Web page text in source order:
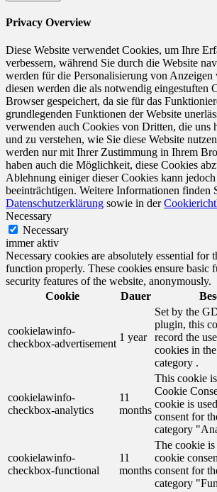
Privacy Overview
Diese Website verwendet Cookies, um Ihre
verbessern, während Sie durch die Website
werden für die Personalisierung von Anzeigen
diesen werden die als notwendig eingestuften
Browser gespeichert, da sie für das
grundlegenden Funktionen der Website
verwenden auch Cookies von Dritten, die uns
und zu verstehen, wie Sie diese Website
werden nur mit Ihrer Zustimmung in Ihrem
haben auch die Möglichkeit, diese Cookies
Ablehnung einiger dieser Cookies kann
beeinträchtigen. Weitere Informationen finden
Datenschutzerklärung sowie in der
Necessary
Necessary
immer aktiv
Necessary cookies are absolutely essential for
function properly. These cookies ensure basic
security features of the website, anonymously.
Cookie
Dauer
cookielawinfo-
checkbox-advertisement
1 year
Set by the
plugin, this
record the
cookies in
category .
cookielawinfo-
checkbox-analytics
11
months
This cookie
Cookie
cookie is
consent for
category
cookielawinfo-
checkbox-functional
11
months
The cookie
cookie
consent for
category